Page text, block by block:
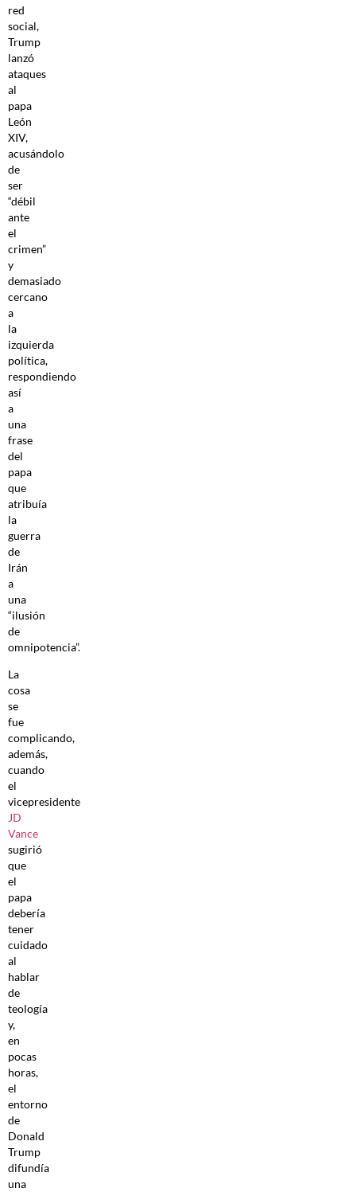
red
social,
Trump
lanzó
ataques
al
papa
León
XIV,
acusándolo
de
ser
“débil
ante
el
crimen”
y
demasiado
cercano
a
la
izquierda
política,
respondiendo
así
a
una
frase
del
papa
que
atribuía
la
guerra
de
Irán
a
una
“ilusión
de
omnipotencia”.
La
cosa
se
fue
complicando,
además,
cuando
el
vicepresidente
JD
Vance
sugirió
que
el
papa
debería
tener
cuidado
al
hablar
de
teología
y,
en
pocas
horas,
el
entorno
de
Donald
Trump
difundía
una